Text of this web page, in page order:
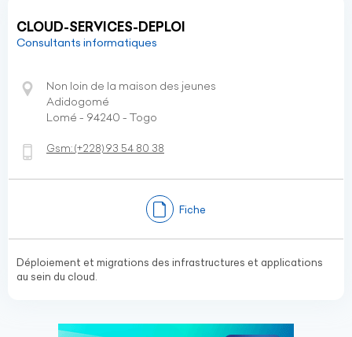
CLOUD-SERVICES-DEPLOI
Consultants informatiques
Non loin de la maison des jeunes
Adidogomé
Lomé - 94240 - Togo
Gsm:(+228)93 54 80 38
Fiche
Déploiement et migrations des infrastructures et applications
au sein du cloud.